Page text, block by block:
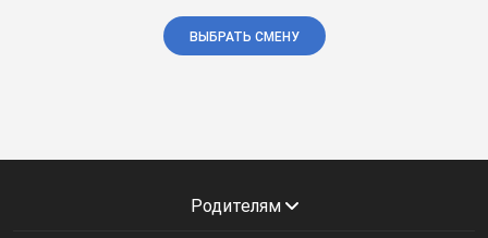
ВЫБРАТЬ СМЕНУ
Родителям